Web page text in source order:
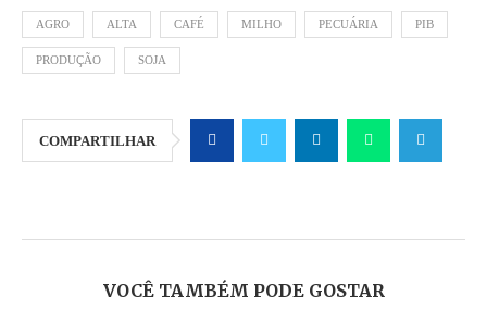
AGRO ALTA CAFÉ MILHO PECUÁRIA PIB
PRODUÇÃO SOJA
COMPARTILHAR
VOCÊ TAMBÉM PODE GOSTAR